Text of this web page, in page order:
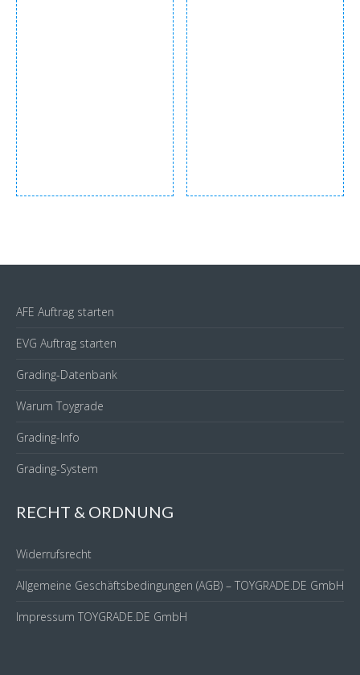
AFE Auftrag starten
EVG Auftrag starten
Grading-Datenbank
Warum Toygrade
Grading-Info
Grading-System
RECHT & ORDNUNG
Widerrufsrecht
Allgemeine Geschäftsbedingungen (AGB) – TOYGRADE.DE GmbH
Impressum TOYGRADE.DE GmbH